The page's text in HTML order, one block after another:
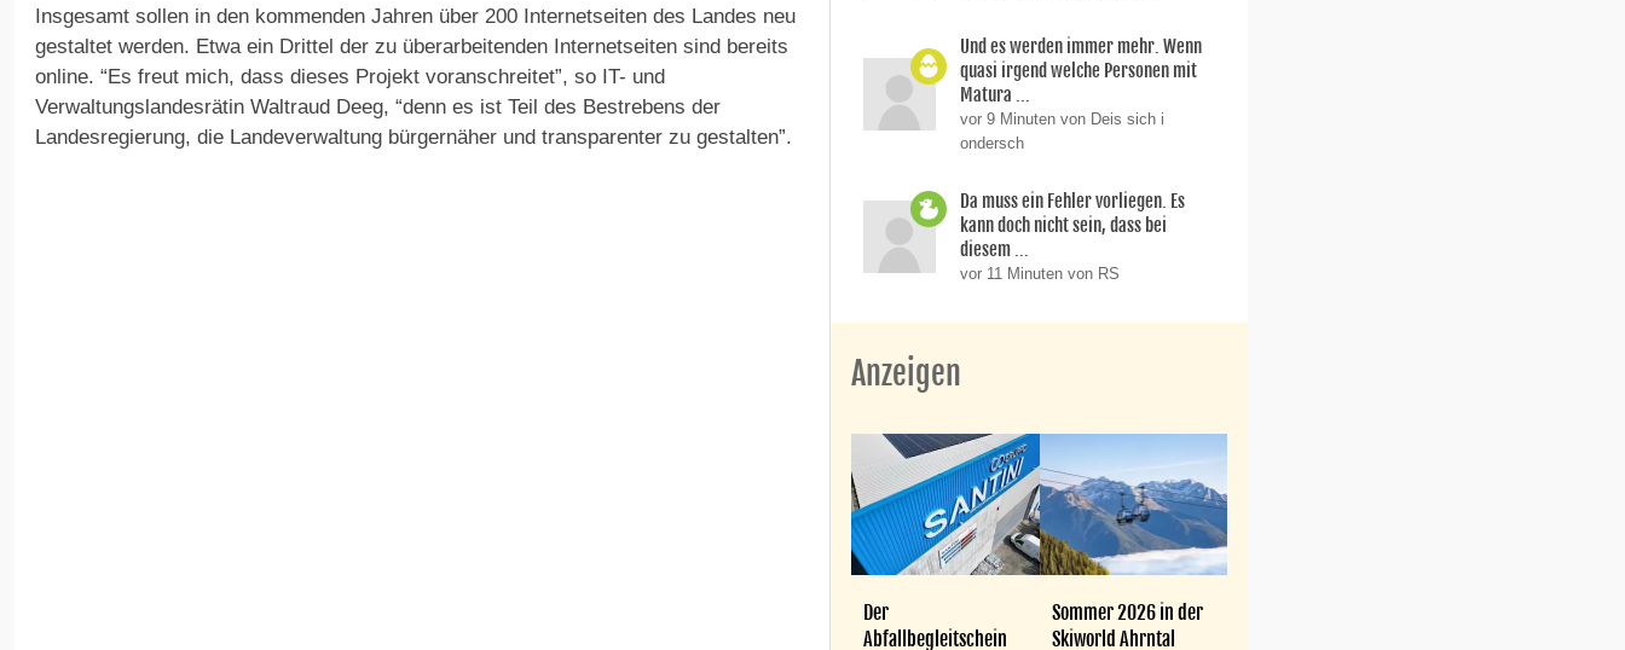
Insgesamt sollen in den kommenden Jahren über 200 Internetseiten des Landes neu
gestaltet werden. Etwa ein Drittel der zu überarbeitenden Internetseiten sind bereits
online. “Es freut mich, dass dieses Projekt voranschreitet”, so IT- und
Verwaltungslandesrätin Waltraud Deeg, “denn es ist Teil des Bestrebens der
Landesregierung, die Landeverwaltung bürgernäher und transparenter zu gestalten”.
Und es werden immer mehr. Wenn
quasi irgend welche Personen mit
Matura ...
vor 9 Minuten von Deis sich i
ondersch
Da muss ein Fehler vorliegen. Es
kann doch nicht sein, dass bei
diesem ...
vor 11 Minuten von RS
Anzeigen
Der
Abfallbegleitschein
Sommer 2026 in der
Skiworld Ahrntal